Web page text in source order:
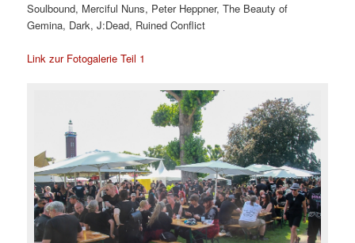
Soulbound, Merciful Nuns, Peter Heppner, The Beauty of
Gemina, Dark, J:Dead, Ruined Conflict
Link zur Fotogalerie Teil 1